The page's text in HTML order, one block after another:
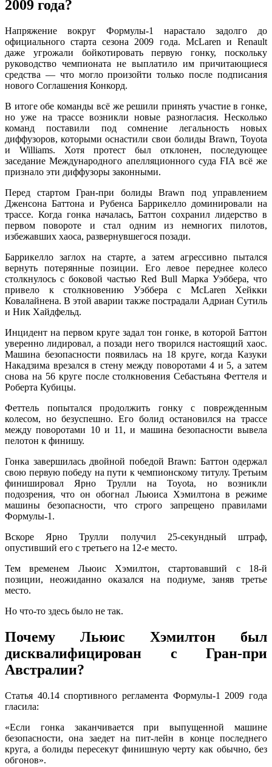
2009 года?
Напряжение вокруг Формулы-1 нарастало задолго до
официального старта сезона 2009 года. McLaren и Renault
даже угрожали бойкотировать первую гонку, поскольку
руководство чемпионата не выплатило им причитающиеся
средства — что могло произойти только после подписания
нового Соглашения Конкорд.
В итоге обе команды всё же решили принять участие в гонке,
но уже на трассе возникли новые разногласия. Несколько
команд поставили под сомнение легальность новых
диффузоров, которыми оснастили свои болиды Brawn, Toyota
и Williams. Хотя протест был отклонен, последующее
заседание Международного апелляционного суда FIA всё же
признало эти диффузоры законными.
Перед стартом Гран-при болиды Brawn под управлением
Дженсона Баттона и Рубенса Баррикелло доминировали на
трассе. Когда гонка началась, Баттон сохранил лидерство в
первом повороте и стал одним из немногих пилотов,
избежавших хаоса, развернувшегося позади.
Баррикелло заглох на старте, а затем агрессивно пытался
вернуть потерянные позиции. Его левое переднее колесо
столкнулось с боковой частью Red Bull Марка Уэббера, что
привело к столкновению Уэббера с McLaren Хейкки
Ковалайнена. В этой аварии также пострадали Адриан Сутиль
и Ник Хайдфельд.
Инцидент на первом круге задал тон гонке, в которой Баттон
уверенно лидировал, а позади него творился настоящий хаос.
Машина безопасности появилась на 18 круге, когда Казуки
Накадзима врезался в стену между поворотами 4 и 5, а затем
снова на 56 круге после столкновения Себастьяна Феттеля и
Роберта Кубицы.
Феттель попытался продолжить гонку с поврежденным
колесом, но безуспешно. Его болид остановился на трассе
между поворотами 10 и 11, и машина безопасности вывела
пелотон к финишу.
Гонка завершилась двойной победой Brawn: Баттон одержал
свою первую победу на пути к чемпионскому титулу. Третьим
финишировал Ярно Трулли на Toyota, но возникли
подозрения, что он обогнал Льюиса Хэмилтона в режиме
машины безопасности, что строго запрещено правилами
Формулы-1.
Вскоре Ярно Трулли получил 25-секундный штраф,
опустивший его с третьего на 12-е место.
Тем временем Льюис Хэмилтон, стартовавший с 18-й
позиции, неожиданно оказался на подиуме, заняв третье
место.
Но что-то здесь было не так.
Почему Льюис Хэмилтон был
дисквалифицирован с Гран-при
Австралии?
Статья 40.14 спортивного регламента Формулы-1 2009 года
гласила:
«Если гонка заканчивается при выпущенной машине
безопасности, она заедет на пит-лейн в конце последнего
круга, а болиды пересекут финишную черту как обычно, без
обгонов».